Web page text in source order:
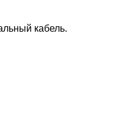
кабель.